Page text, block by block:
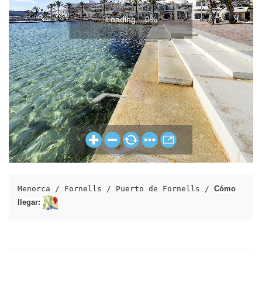
Menorca / Fornells / Puerto de Fornells / Cómo
llegar: